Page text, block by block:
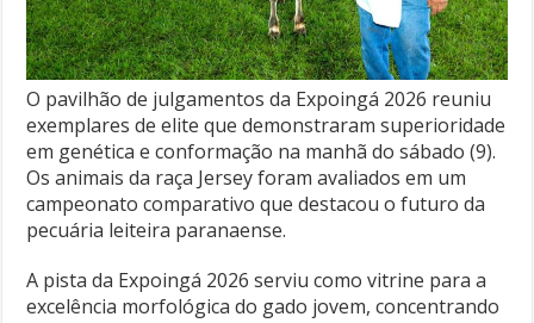
O pavilhão de julgamentos da Expoingá 2026 reuniu
exemplares de elite que demonstraram superioridade
em genética e conformação na manhã do sábado (9).
Os animais da raça Jersey foram avaliados em um
campeonato comparativo que destacou o futuro da
pecuária leiteira paranaense.
A pista da Expoingá 2026 serviu como vitrine para a
excelência morfológica do gado jovem, concentrando